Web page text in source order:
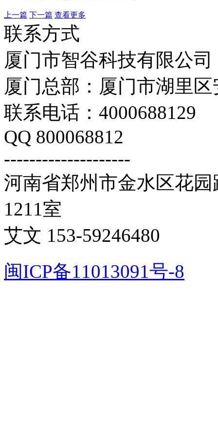
上一篇 下一篇 查看更多
联系方式
厦门市智谷科技有限公司
厦门总部：厦门市湖里
联系电话：4000688129
QQ 800068812
--------------------
河南省郑州市金水区花
1211室
艾文 153-59246480
闽ICP备11013091号-8